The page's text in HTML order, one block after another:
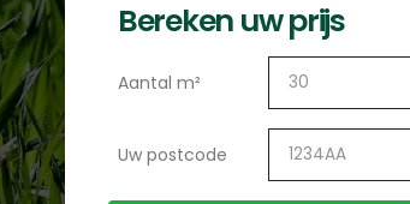
Bereken uw prijs
Aantal m²
Uw postcode